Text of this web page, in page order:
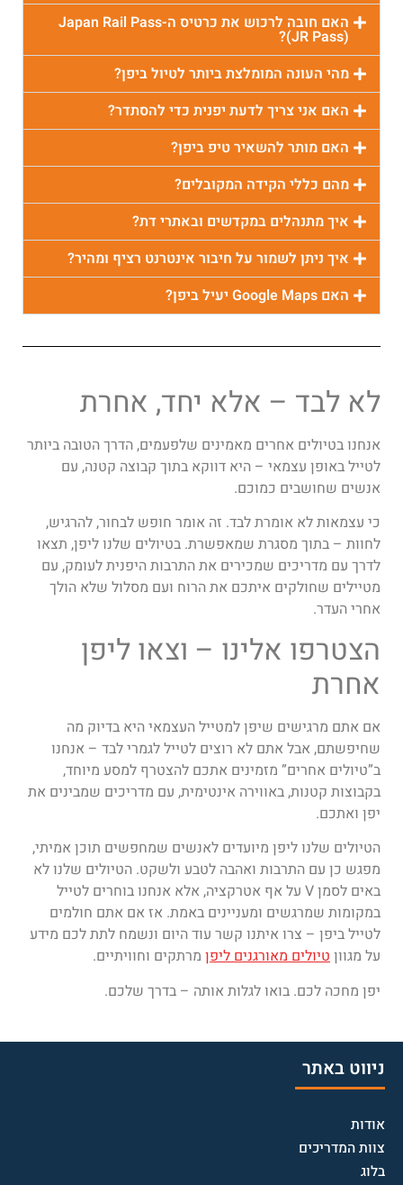
האם חובה לרכוש את כרטיס ה-Japan Rail Pass
(JR Pass)?
מהי העונה המומלצת ביותר לטיול ביפן?
האם אני צריך לדעת יפנית כדי להסתדר?
האם מותר להשאיר טיפ ביפן?
מהם כללי הקידה המקובלים?
איך מתנהלים במקדשים ובאתרי דת?
איך ניתן לשמור על חיבור אינטרנט רציף ומהיר?
האם Google Maps יעיל ביפן?
לא לבד – אלא יחד, אחרת
אנחנו בטיולים אחרים מאמינים שלפעמים, הדרך הטובה ביותר
לטייל באופן עצמאי – היא דווקא בתוך קבוצה קטנה, עם
אנשים שחושבים כמוכם.
כי עצמאות לא אומרת לבד. זה אומר חופש לבחור, להרגיש,
לחוות – בתוך מסגרת שמאפשרת. בטיולים שלנו ליפן, תצאו
לדרך עם מדריכים שמכירים את התרבות היפנית לעומק, עם
מטיילים שחולקים איתכם את הרוח ועם מסלול שלא הולך
אחרי העדר.
הצטרפו אלינו – וצאו ליפן
אחרת
אם אתם מרגישים שיפן למטייל העצמאי היא בדיוק מה
שחיפשתם, אבל אתם לא רוצים לטייל לגמרי לבד – אנחנו
ב”טיולים אחרים” מזמינים אתכם להצטרף למסע מיוחד,
בקבוצות קטנות, באווירה אינטימית, עם מדריכים שמבינים את
יפן ואתכם.
הטיולים שלנו ליפן מיועדים לאנשים שמחפשים תוכן אמיתי,
מפגש כן עם התרבות ואהבה לטבע ולשקט. הטיולים שלנו לא
באים לסמן V על אף אטרקציה, אלא אנחנו בוחרים לטייל
במקומות שמרגשים ומעניינים באמת. אז אם אתם חולמים
לטייל ביפן – צרו איתנו קשר עוד היום ונשמח לתת לכם מידע
על מגווןטיולים מאורגנים ליפן מרתקים וחוויתיים.
יפן מחכה לכם. בואו לגלות אותה – בדרך שלכם.
ניווט באתר
אודות
צוות המדריכים
בלוג